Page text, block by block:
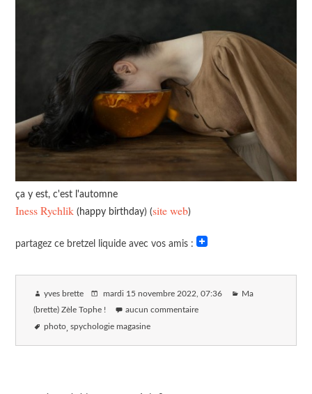
ça y est, c'est l'automne
Iness Rychlik (happy birthday) (site web)
partagez ce bretzel liquide avec vos amis :
yves brette mardi 15 novembre 2022 , 07:36 Ma
(brette) Zèle Tophe ! aucun commentaire
photo spychologie magasine